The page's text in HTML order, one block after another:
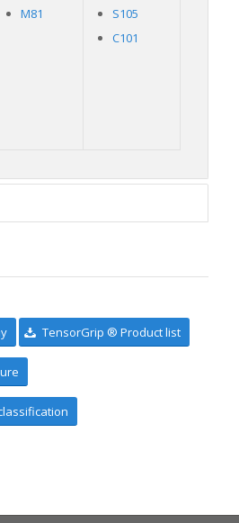
M81
S105
C101
TensorGrip ® Product list